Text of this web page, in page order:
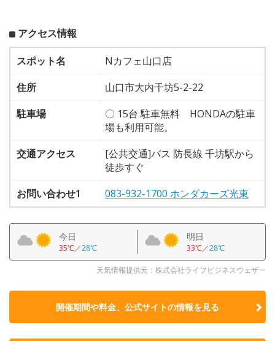
アクセス情報
スポット名
Nカフェ山口店
住所
山口市大内千坊5-2-22
駐車場
〇 15台 駐車無料 HONDAの駐車
場も利用可能。
交通アクセス
[公共交通]バス 防長線 千坊駅から
徒歩すぐ
お問い合わせ1
083-932-1700 ホンダカーズ光東
今日
35℃／28℃
明日
33℃／28℃
天気情報提供元：株式会社ライフビジネスウェザー
開催期間や料金、公式サイトの情報を見る